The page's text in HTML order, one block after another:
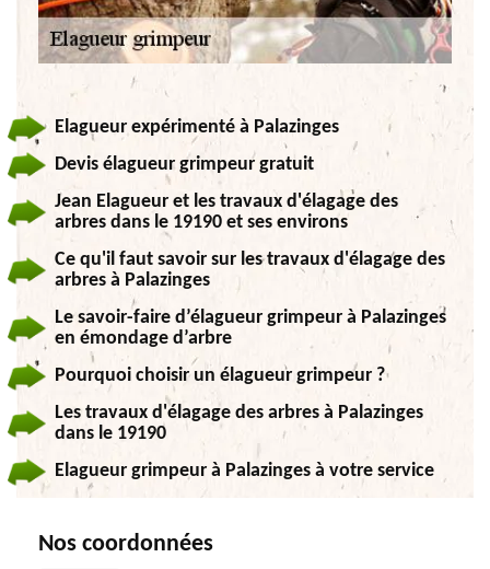
Elagueur expérimenté à Palazinges
Devis élagueur grimpeur gratuit
Jean Elagueur et les travaux d'élagage des
arbres dans le 19190 et ses environs
Ce qu'il faut savoir sur les travaux d'élagage des
arbres à Palazinges
Le savoir-faire d’élagueur grimpeur à Palazinges
en émondage d’arbre
Pourquoi choisir un élagueur grimpeur ?
Les travaux d'élagage des arbres à Palazinges
dans le 19190
Elagueur grimpeur à Palazinges à votre service
Nos coordonnées